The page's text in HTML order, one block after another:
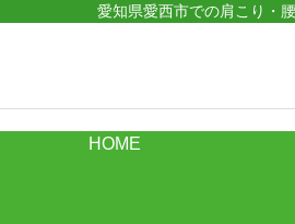
愛知県愛西市での肩こり・
HOME